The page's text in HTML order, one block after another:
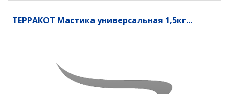
ТЕРРАКОТ Мастика универсальная 1,5кг...